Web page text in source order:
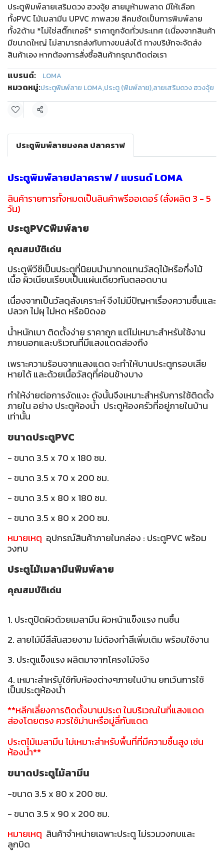
ประตูพิมพ์ลายเสริมดวง ฮวงจุ้ย สายมูห้ามพลาด มีให้เลือก
ทั้งPVC ไม้เมลามีน UPVC ภาพสวย สีคมชัดเป็นการพิมพ์ลาย
ทั้ง2ด้าน *ไม่ใช่สติ๊กเกอร์* ราคาถูกจัดทั่วประเทศ (เนื่องจากสินค้า
มีขนาดใหญ่ ไม่สามารถส่งกับทางขนส่งได้ ทางบริษัทจะจัดส่ง
สินค้าเอง หากต้องการสั่งซื้อสินค้ากรุณาติดต่อเรา
แบรนด์:
LOMA
หมวดหมู่:ประตูพิมพ์ลาย LOMA,ประตู (พิมพ์ลาย),ลายเสริมดวง ฮวงจุ้ย
แชร์
ประตูพิมพ์ลายมงคล ปลาคราฟ
ประตูพิมพ์ลายปลาคราฟ / แบรนด์ LOMA
สินค้ารายการทั้งหมดเป็นสินค้าพรีออเดอร์ (สั่งผลิต 3 - 5
วัน)
ประตูPVCพิมพ์ลาย
คุณสมบัติเด่น
ประตูพีวีซีเป็นประตูที่นิยมนำมาทดแทนวัสดุไม้หรือกึ่งไม้
เนื้อ ผิวเนียนเรียบเป็นแผ่นเดียวกันตลอดบาน
เนื่องจากเป็นวัสดุสังเคราะห์ จึงไม่มีปัญหาเรื่องความชื้นและ
ปลวก ไม่ผุ ไม่หด หรือบิดงอ
น้ำหนักเบา ติดตั้งง่าย ราคาถูก แต่ไม่เหมาะสำหรับใช้งาน
ภายนอกและบริเวณที่มีแสงแดดส่องถึง
เพราะความร้อนจากแสงแดด จะทำให้บานประตูกรอบเสีย
หายได้ และด้วยเนื้อวัสดุที่ค่อนข้างบาง
ทำให้ง่ายต่อการงัดแงะ ดังนั้นจึงเหมาะสำหรับการใช้ติดตั้ง
ภายใน อย่าง ประตูห้องน้ำ ประตูห้องครัวที่อยู่ภายในบ้าน
เท่านั้น
ขนาดประตูPVC
- ขนาด 3.5 x 70 x 180 ซม.
- ขนาด 3.5 x 70 x 200 ซม.
- ขนาด 3.5 x 80 x 180 ซม.
- ขนาด 3.5 x 80 x 200 ซม.
หมายเหตุ อุปกรณ์สินค้าภายในกล่อง : ประตูPVC พร้อม
วงกบ
ประตูไม้เมลามีนพิมพ์ลาย
คุณสมบัติเด่น
1. ประตูปิดผิวด้วยเมลามีน ผิวหน้าแข็งแรง ทนชื้น
2. ลายไม้มีสีสันสวยงาม ไม่ต้องทำสีเพิ่มเติม พร้อมใช้งาน
3. ประตูแข็งแรง ผลิตมาจากโครงไม้จริง
4. เหมาะสำหรับใช้กับห้องต่างๆภายในบ้าน ยกเว้นการใช้
เป็นประตูห้องน้ำ
**หลีกเลี่ยงการติดตั้งบานประตู ในบริเวณในที่แสงแดด
ส่องโดยตรง ควรใช้ม่านหรือมู่ลี่กันแดด
ประตูไม้เมลามีน ไม่เหมาะสำหรับพื้นที่ที่มีความชื้นสูง เช่น
ห้องน้ำ**
ขนาดประตูไม้ลามีน
-ขนาด 3.5 x 80 x 200 ซม.
- ขนาด 3.5 x 90 x 200 ซม.
หมายเหตุ สินค้าจำหน่ายเฉพาะประตู ไม่รวมวงกบและ
ลูกบิด